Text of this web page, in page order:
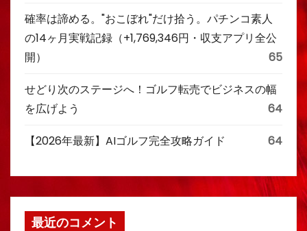
確率は諦める。"おこぼれ"だけ拾う。パチンコ素人
の14ヶ月実戦記録（+1,769,346円・収支アプリ全公
開）
65
せどり次のステージへ！ゴルフ転売でビジネスの幅
を広げよう
64
【2026年最新】AIゴルフ完全攻略ガイド 64
最近のコメント